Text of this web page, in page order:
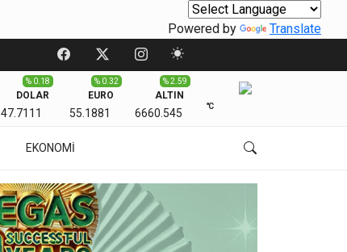
Powered by Translate
DOLAR
47.7111
% 0.18
EURO
55.1881
% 0.32
ALTIN
6660.545
% 2.59
℃
EKONOMİ